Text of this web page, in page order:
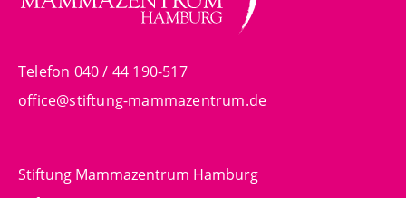
Telefon 040 / 44 190-517
office@stiftung-mammazentrum.de
Stiftung Mammazentrum Hamburg